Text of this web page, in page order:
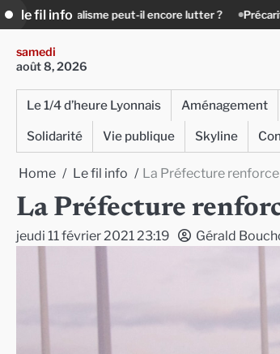
Skip
to
content
le fil info
lutter ? Précarité, canicule, solitude : quand
samedi
août 8, 2026
Le 1/4 d’heure Lyonnais Aménagement
Solidarité
Vie publique Skyline
Home Le fil info La Préfecture
La Préfecture
jeudi 11 février 2021 23:19 Gérald